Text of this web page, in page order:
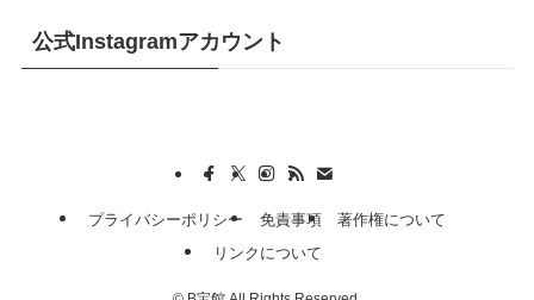
公式Instagramアカウント
プライバシーポリシー 免責事項
著作権について
リンクについて